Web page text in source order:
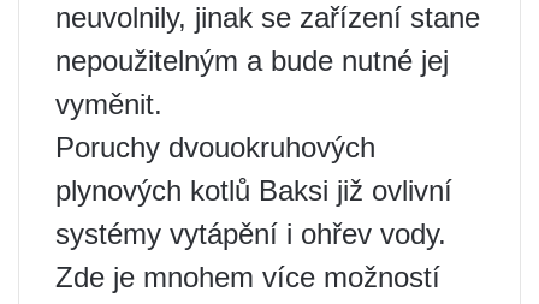
neuvolnily, jinak se zařízení stane
nepoužitelným a bude nutné jej
vyměnit.
Poruchy dvouokruhových
plynových kotlů Baksi již ovlivní
systémy vytápění i ohřev vody.
Zde je mnohem více možností